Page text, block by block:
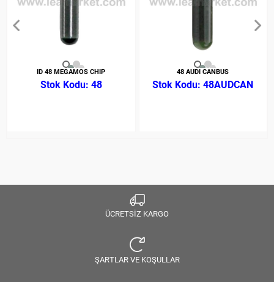
ID 48 MEGAMOS CHIP
48
48 AUDI CANBUS
48AUDCAN
ÜCRETSİZ KARGO
ŞARTLAR VE KOŞULLAR